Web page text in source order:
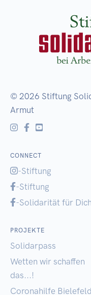
© 2026 Stiftung
Armut
CONNECT
-Stiftung
-Stiftung
-Solidarität für Dich
PROJEKTE
Solidarpass
Wetten wir schaffen
das...!
Coronahilfe Bielefeld